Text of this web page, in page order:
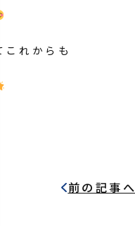
れからも
前の記事へ